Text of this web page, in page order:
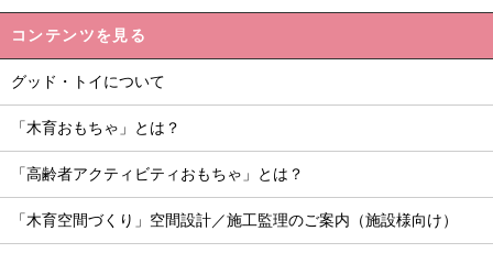
コンテンツを見る
グッド・トイについて
「木育おもちゃ」とは？
「高齢者アクティビティおもちゃ」とは？
「木育空間づくり」空間設計／施工監理のご案内（施設様向け）